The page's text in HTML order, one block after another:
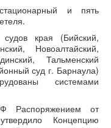
и пять
края (Бийский,
Новоалтайский,
Тальменский
суд г. Барнаула)
системами
Распоряжением от
Концепцию